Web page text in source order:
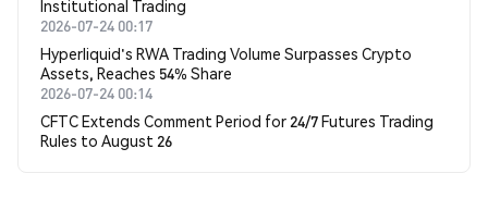
Institutional Trading
2026-07-24 00:17
Hyperliquid's RWA Trading Volume Surpasses Crypto
Assets, Reaches 54% Share
2026-07-24 00:14
CFTC Extends Comment Period for 24/7 Futures Trading
Rules to August 26